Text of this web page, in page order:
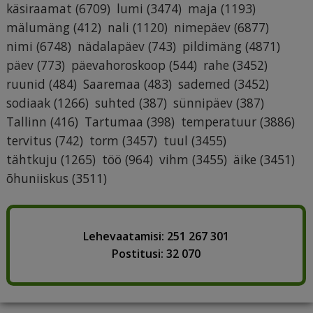
käsiraamat (6709) lumi (3474) maja (1193)
mälumäng (412) nali (1120) nimepäev (6877)
nimi (6748) nädalapäev (743) pildimäng (4871)
päev (773) päevahoroskoop (544) rahe (3452)
ruunid (484) Saaremaa (483) sademed (3452)
sodiaak (1266) suhted (387) sünnipäev (387)
Tallinn (416) Tartumaa (398) temperatuur (3886)
tervitus (742) torm (3457) tuul (3455)
tähtkuju (1265) töö (964) vihm (3455) äike (3451)
õhuniiskus (3511)
Lehevaatamisi: 251 267 301
Postitusi: 32 070